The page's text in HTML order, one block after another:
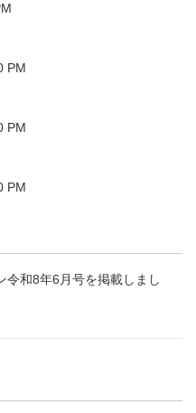
PM
PM
PM
令和8年6月号を掲載しまし